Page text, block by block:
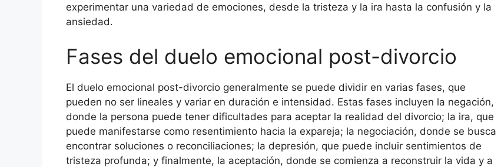
experimentar una variedad de emociones, desde la tristeza y la ira hasta la confusión y la
ansiedad.
Fases del duelo emocional post-divorcio
El duelo emocional post-divorcio generalmente se puede dividir en varias fases, que
pueden no ser lineales y variar en duración e intensidad. Estas fases incluyen la negación,
donde la persona puede tener dificultades para aceptar la realidad del divorcio; la ira, que
puede manifestarse como resentimiento hacia la expareja; la negociación, donde se busca
encontrar soluciones o reconciliaciones; la depresión, que puede incluir sentimientos de
tristeza profunda; y finalmente, la aceptación, donde se comienza a reconstruir la vida y a